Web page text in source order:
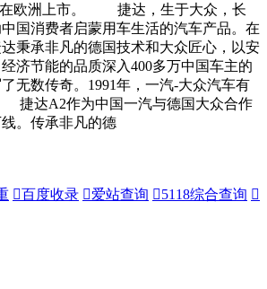
在欧洲上市。 捷达，生于大众，长
国消费者启蒙用车生活的汽车产品。在
秉承非凡的德国技术和大众匠心，以安
济节能的品质深入400多万中国车主的
无数传奇。1991年，一汽-大众汽车有
达A2作为中国一汽与德国大众合作
。传承非凡的德
百度收录 爱站查询 5118综合查询 